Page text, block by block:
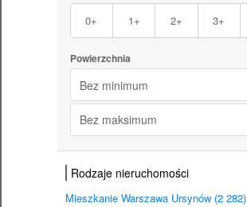
0+ 1+ 2+ 3+
Powierzchnia
Bez minimum
Bez maksimum
Rodzaje nieruchomości
Mieszkanie Warszawa Ursynów (2 282)